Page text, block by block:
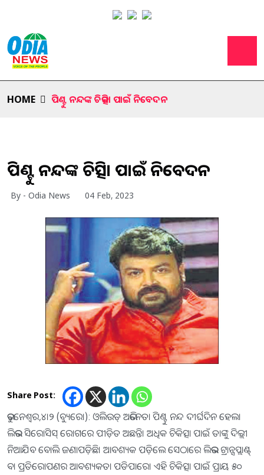
HOME ପିଣ୍ଟୁ ନନ୍ଦଙ୍କ ଚିକିତ୍ସା ପାଇଁ ନିବେଦନ
ପିଣ୍ଟୁ ନନ୍ଦଙ୍କ ଚିକିତ୍ସା ପାଇଁ ନିବେଦନ
By - Odia News 04 Feb, 2023
Share Post:
ଭୁବନେଶ୍ୱର,୪।୨ (ବ୍ୟୁରୋ): ଓଲିଉଡ୍‌ ଅଭିନେତା ପିଣ୍ଟୁ ନନ୍ଦ ଦୀର୍ଘଦିନ ହେଲା
ଲିଭର ସିରୋସିସ୍‌ ରୋଗରେ ପୀଡ଼ିତ ଅଛନ୍ତି। ଅଧିକ ଚିକିତ୍ସା ପାଇଁ ତାଙ୍କୁ ଦିଲ୍ଲୀ
ନିଆଯିବ ବୋଲି ଜଣାପଡ଼ିଛି। ଆବଶ୍ୟକ ପଡ଼ିଲେ ସେଠାରେ ଲିଭର ଟ୍ରାନ୍ସପ୍ଲାଣ୍ଟ୍‌
ବା ପ୍ରତିରୋପଣର ଆବଶ୍ୟକତା ପଡିପାରେ। ଏହି ଚିକିତ୍ସା ପାଇଁ ପ୍ରାୟ ୫୦